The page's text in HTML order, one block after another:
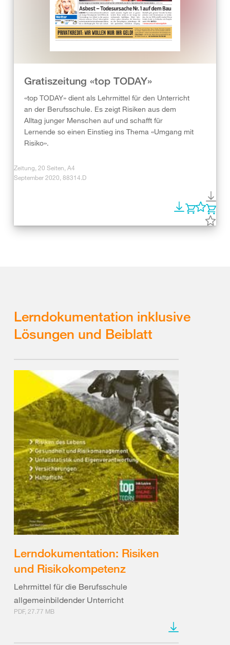
Gratiszeitung «top TODAY»
«top TODAY» dient als Lehrmittel für den Unterricht
an der Berufsschule. Es zeigt Risiken aus dem
Alltag junger Menschen auf und schafft für
Lernende so einen Einstieg ins Thema «Umgang mit
Risiko».
Zeitung, 20 Seiten, A4
September 2020, 88314.D
Lerndokumentation inklusive
Lösungen und Beiblatt
Lerndokumentation: Risiken
und Risikokompetenz
Lehrmittel für die Berufsschule
allgemeinbildender Unterricht
PDF, 27.77 MB